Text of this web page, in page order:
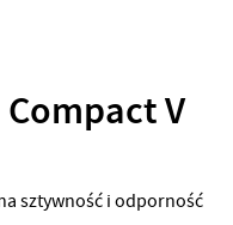
V
sztywność i odporność